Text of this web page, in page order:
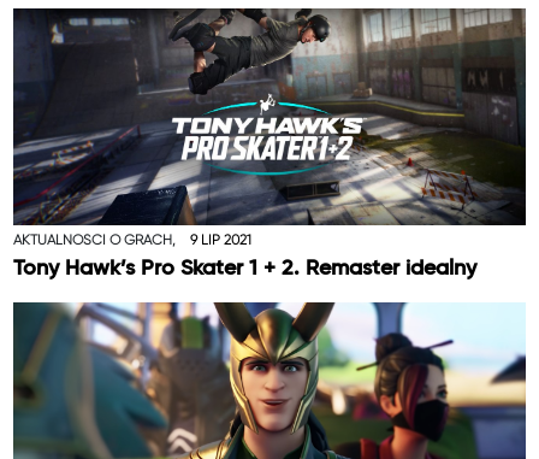
AKTUALNOŚCI O GRACH, 9 LIP 2021
Tony Hawk’s Pro Skater 1 + 2. Remaster idealny